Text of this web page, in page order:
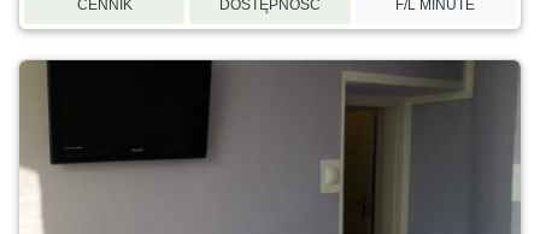
CENNIK DOSTĘPNOŚĆ F/L MINUTE